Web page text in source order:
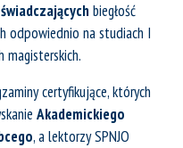
biegłość
odpowiednio na studiach I
certyfikujące, których
Akademickiego
, a lektorzy SPNJO